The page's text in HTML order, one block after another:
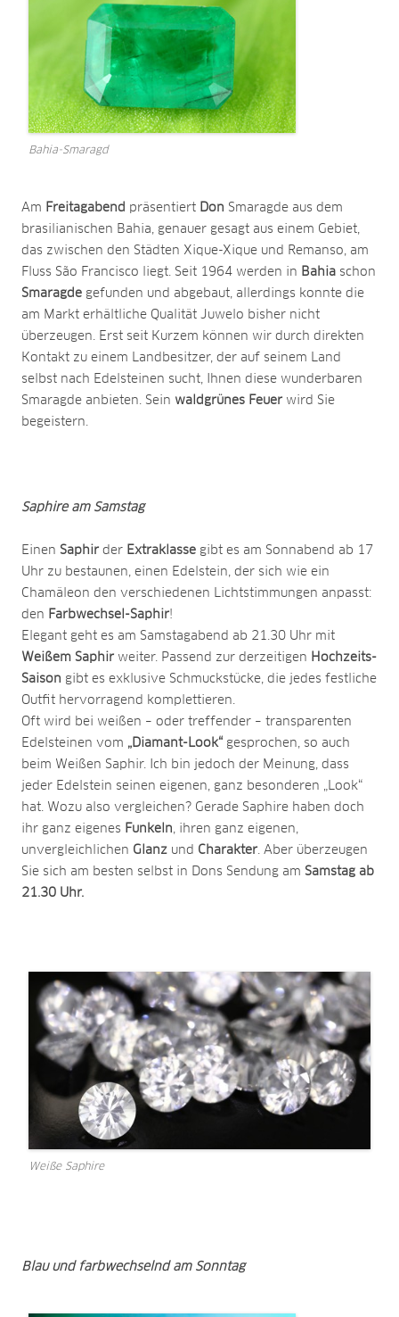
Bahia-Smaragd
Am Freitagabend präsentiert Don Smaragde aus dem
brasilianischen Bahia, genauer gesagt aus einem Gebiet,
das zwischen den Städten Xique-Xique und Remanso, am
Fluss São Francisco liegt. Seit 1964 werden in Bahia schon
Smaragde gefunden und abgebaut, allerdings konnte die
am Markt erhältliche Qualität Juwelo bisher nicht
überzeugen. Erst seit Kurzem können wir durch direkten
Kontakt zu einem Landbesitzer, der auf seinem Land
selbst nach Edelsteinen sucht, Ihnen diese wunderbaren
Smaragde anbieten. Sein waldgrünes Feuer wird Sie
begeistern.
Saphire am Samstag
Einen Saphir der Extraklasse gibt es am Sonnabend ab 17
Uhr zu bestaunen, einen Edelstein, der sich wie ein
Chamäleon den verschiedenen Lichtstimmungen anpasst:
den Farbwechsel-Saphir!
Elegant geht es am Samstagabend ab 21.30 Uhr mit
Weißem Saphir weiter. Passend zur derzeitigen Hochzeits-
Saison gibt es exklusive Schmuckstücke, die jedes festliche
Outfit hervorragend komplettieren.
Oft wird bei weißen – oder treffender – transparenten
Edelsteinen vom „Diamant-Look“ gesprochen, so auch
beim Weißen Saphir. Ich bin jedoch der Meinung, dass
jeder Edelstein seinen eigenen, ganz besonderen „Look“
hat. Wozu also vergleichen? Gerade Saphire haben doch
ihr ganz eigenes Funkeln , ihren ganz eigenen,
unvergleichlichen Glanz und Charakter . Aber überzeugen
Sie sich am besten selbst in Dons Sendung am Samstag ab
21.30 Uhr.
Weiße Saphire
Blau und farbwechselnd am Sonntag